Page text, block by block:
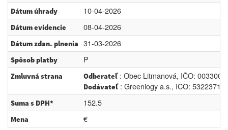
Dátum úhrady 10-04-2026
Dátum evidencie 08-04-2026
Dátum zdan. plnenia 31-03-2026
Spôsob platby P
Zmluvná strana Odberateľ: Obec Litmanová, IČO:
Dodávateľ: Greenlogy a.s., IČO:
Suma s DPH* 152.5
Mena €